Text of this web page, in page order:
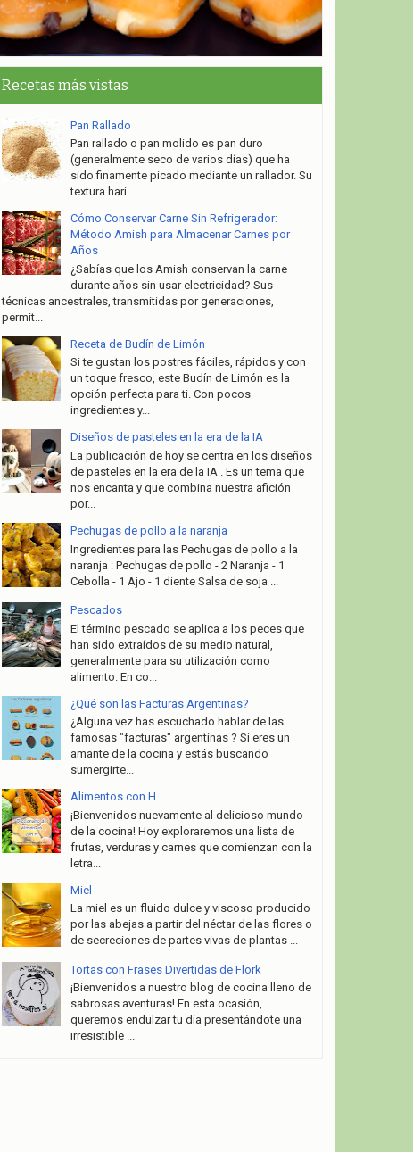
Recetas más vistas
Pan Rallado
Pan rallado o pan molido es pan duro
(generalmente seco de varios días) que ha
sido finamente picado mediante un rallador. Su
textura hari...
Cómo Conservar Carne Sin Refrigerador:
Método Amish para Almacenar Carnes por
Años
¿Sabías que los Amish conservan la carne
durante años sin usar electricidad? Sus
técnicas ancestrales, transmitidas por generaciones,
permit...
Receta de Budín de Limón
Si te gustan los postres fáciles, rápidos y con
un toque fresco, este Budín de Limón es la
opción perfecta para ti. Con pocos
ingredientes y...
Diseños de pasteles en la era de la IA
La publicación de hoy se centra en los diseños
de pasteles en la era de la IA . Es un tema que
nos encanta y que combina nuestra afición
por...
Pechugas de pollo a la naranja
Ingredientes para las Pechugas de pollo a la
naranja : Pechugas de pollo - 2 Naranja - 1
Cebolla - 1 Ajo - 1 diente Salsa de soja ...
Pescados
El término pescado se aplica a los peces que
han sido extraídos de su medio natural,
generalmente para su utilización como
alimento. En co...
¿Qué son las Facturas Argentinas?
¿Alguna vez has escuchado hablar de las
famosas "facturas" argentinas ? Si eres un
amante de la cocina y estás buscando
sumergirte...
Alimentos con H
¡Bienvenidos nuevamente al delicioso mundo
de la cocina! Hoy exploraremos una lista de
frutas, verduras y carnes que comienzan con la
letra...
Miel
La miel es un fluido dulce y viscoso producido
por las abejas a partir del néctar de las flores o
de secreciones de partes vivas de plantas ...
Tortas con Frases Divertidas de Flork
¡Bienvenidos a nuestro blog de cocina lleno de
sabrosas aventuras! En esta ocasión,
queremos endulzar tu día presentándote una
irresistible ...